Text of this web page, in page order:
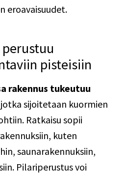
eroavaisuudet.
pisteisiin
rakennus tukeutuu
sijoitetaan kuormien
Ratkaisu sopii
kuten
saunarakennuksiin,
Pilariperustus voi